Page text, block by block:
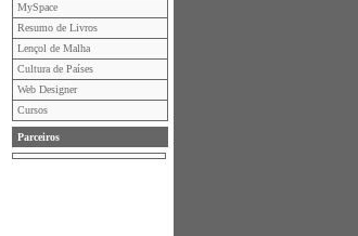
MySpace
Resumo de Livros
Lençol de Malha
Cultura de Países
Web Designer
Cursos
Parceiros